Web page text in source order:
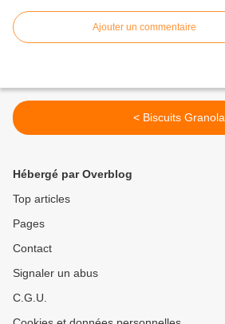
Ajouter un commentaire
< Biscuits Granola
Hébergé par Overblog
Top articles
Pages
Contact
Signaler un abus
C.G.U.